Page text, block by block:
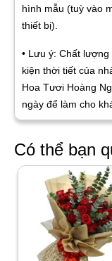
hình mẫu (tuỳ vào
thiết bị).
• Lưu ý: Chất
kiện thời tiết của
Hoa Tươi Hoàng
ngày để làm cho
Có thể bạn